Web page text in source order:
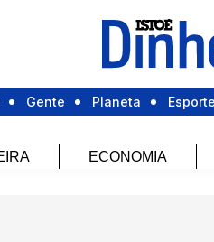
Gente Planeta
ECONOMIA